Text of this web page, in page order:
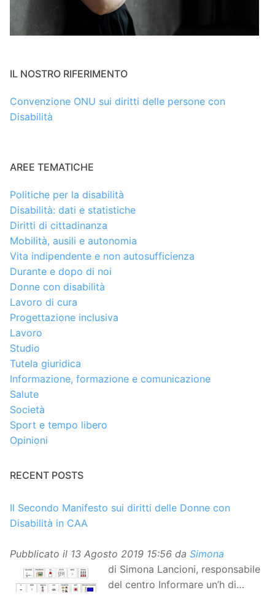
IL NOSTRO RIFERIMENTO
Convenzione ONU sui diritti delle persone con
Disabilità
AREE TEMATICHE
Politiche per la disabilità
Disabilità: dati e statistiche
Diritti di cittadinanza
Mobilità, ausili e autonomia
Vita indipendente e non autosufficienza
Durante e dopo di noi
Donne con disabilità
Lavoro di cura
Progettazione inclusiva
Lavoro
Studio
Tutela giuridica
Informazione, formazione e comunicazione
Salute
Società
Sport e tempo libero
Opinioni
RECENT POSTS
Il Secondo Manifesto sui diritti delle Donne con
Disabilità in CAA
Pubblicato il 13 Agosto 2019 15:56 da Simona
di Simona Lancioni, responsabile
del centro Informare un’h di